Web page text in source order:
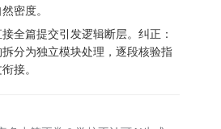
密度。
全篇提交引发逻辑断层。纠正：
分为独立模块处理，逐段核验指
接。